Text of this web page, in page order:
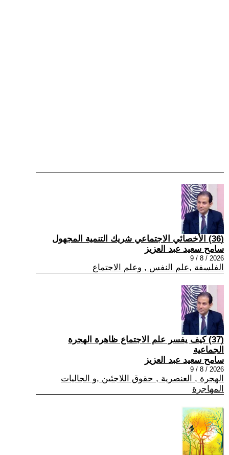
(36) الأخصائي الاجتماعي شريك التنمية المجهول
سامح سعيد عبد العزيز
2026 / 8 / 9
الفلسفة ,علم النفس , وعلم الاجتماع
(37) كيف يفسر علم الاجتماع ظاهرة الهجرة
الجماعية
سامح سعيد عبد العزيز
2026 / 8 / 9
الهجرة , العنصرية , حقوق اللاجئين ,و الجاليات
المهاجرة